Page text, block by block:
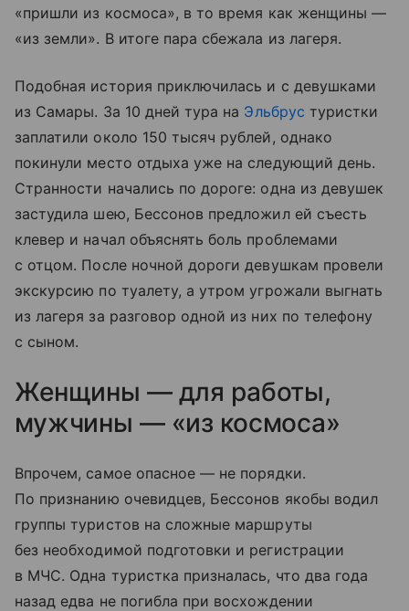
«пришли из космоса», в то время как женщины —
«из земли». В итоге пара сбежала из лагеря.
Подобная история приключилась и с девушками
из Самары. За 10 дней тура на Эльбрус туристки
заплатили около 150 тысяч рублей, однако
покинули место отдыха уже на следующий день.
Странности начались по дороге: одна из девушек
застудила шею, Бессонов предложил ей съесть
клевер и начал объяснять боль проблемами
с отцом. После ночной дороги девушкам провели
экскурсию по туалету, а утром угрожали выгнать
из лагеря за разговор одной из них по телефону
с сыном.
Женщины — для работы,
мужчины — «из космоса»
Впрочем, самое опасное — не порядки.
По признанию очевидцев, Бессонов якобы водил
группы туристов на сложные маршруты
без необходимой подготовки и регистрации
в МЧС. Одна туристка призналась, что два года
назад едва не погибла при восхождении